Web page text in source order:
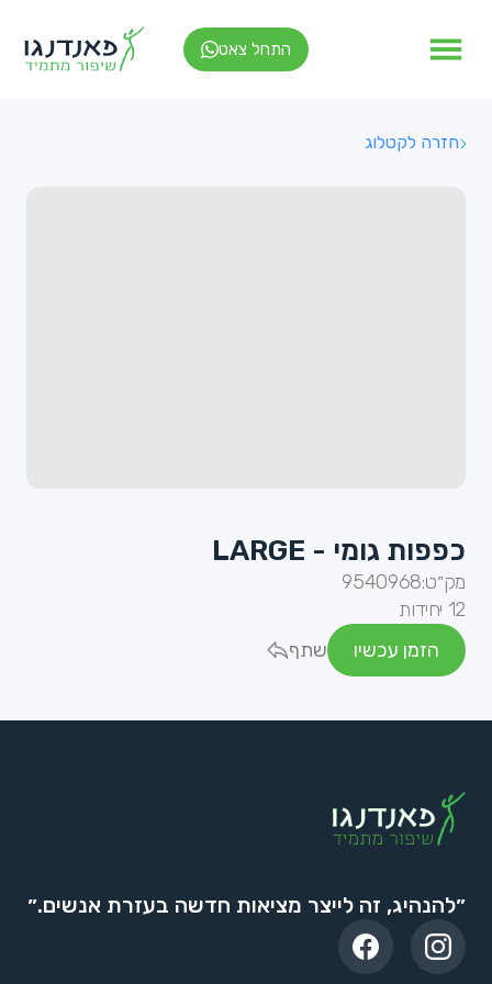
התחל צאט
חזרה לקטלוג
כפפות גומי - LARGE
מק״ט:9540968
12 יחידות
הזמן עכשיו
שתף
״להנהיג, זה לייצר מציאות חדשה בעזרת אנשים.״